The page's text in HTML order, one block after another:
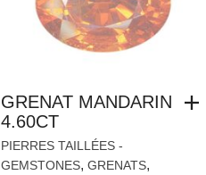
GRENAT MANDARIN
4.60CT
PIERRES TAILLÉES -
GEMSTONES, GRENATS,